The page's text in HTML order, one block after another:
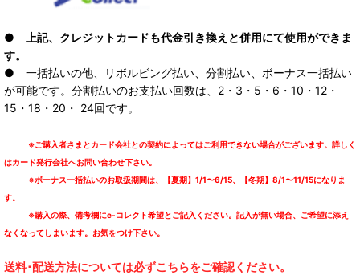
● 上記、クレジットカードも代金引き換えと併用にて使用ができま
す。
● 一括払いの他、リボルビング払い、分割払い、ボーナス一括払い
が可能です。分割払いのお支払い回数は、2・3・5・6・10・12・
15・18・20・ 24回です。
※ご購入者さまとカード会社との契約によってはご利用できない場合がございます。詳しく
はカード発行会社へお問い合わせ下さい。
※ボーナス一括払いのお取扱期間は、【夏期】1/1〜6/15、【冬期】8/1〜11/15になりま
す。
※購入の際、備考欄にe-コレクト希望とご記入ください。記入が無い場合、ご希望に添え
なくなってしまいます。お気をつけ下さい。
送料･配送方法については必ずこちらをご確認ください。